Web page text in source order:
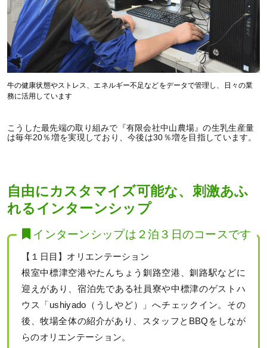
牛の健康状態やストレス、エネルギー不足などをデータで管理し、日々の業
務に活用しています
こうした最先端の取り組みで『有限会社中山農場』の生乳生産量
は毎年20％増を実現しており、今後は30％増を目指しています。
自由にカスタマイズ可能な、刺激あふ
れるインターンシップ
インターンシップは２泊３日のコースです
【１日目】オリエンテーション
根室中標津空港やたんちょう釧路空港、釧路駅などに
迎えがあり、宿泊先である社員寮や中標津のゲストハ
ウス「ushiyado（うしやど）」へチェックイン。その
後、牧場全体の紹介があり、スタッフとBBQをしなが
らのオリエンテーション。